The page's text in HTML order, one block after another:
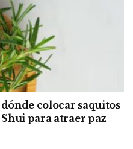
colocar saquitos
para atraer paz